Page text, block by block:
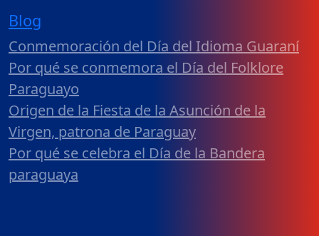
Blog
Conmemoración del Día del Idioma Guaraní
Por qué se conmemora el Día del Folklore
Paraguayo
Origen de la Fiesta de la Asunción de la
Virgen, patrona de Paraguay
Por qué se celebra el Día de la Bandera
paraguaya